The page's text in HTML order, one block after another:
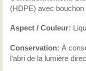
(HDPE) avec bouchon
Aspect / Couleur:
Conservation: À
l’abri de la lumière